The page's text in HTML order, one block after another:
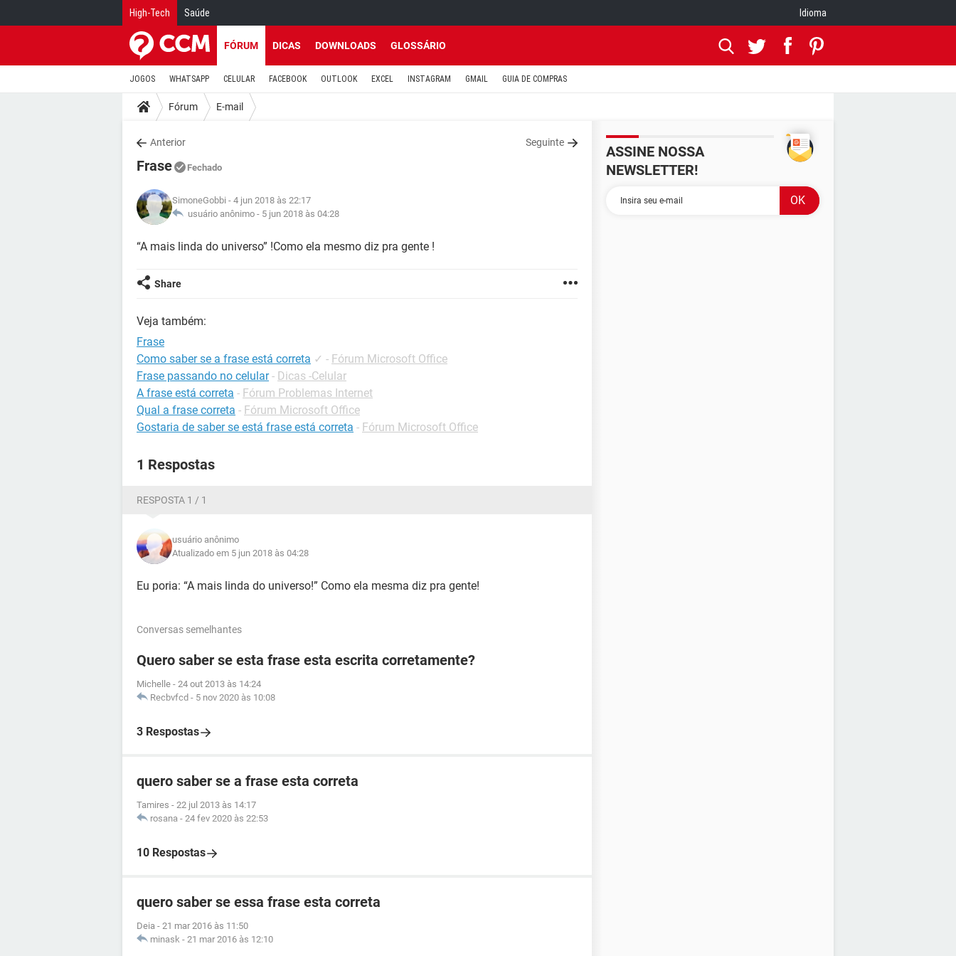
High-Tech Saúde Idioma
FÓRUM DICAS DOWNLOADS GLOSSÁRIO
JOGOS WHATSAPP CELULAR FACEBOOK OUTLOOK EXCEL INSTAGRAM GMAIL GUIA DE COMPRAS
Fórum E-mail
Anterior Seguinte
Frase Fechado
SimoneGobbi - 4 jun 2018 às 22:17
usuário anônimo - 5 jun 2018 às 04:28
“A mais linda do universo” !Como ela mesmo diz pra gente !
Share
Veja também:
Frase
Como saber se a frase está correta ✓ - Fórum Microsoft Office
Frase passando no celular - Dicas -Celular
A frase está correta - Fórum Problemas Internet
Qual a frase correta - Fórum Microsoft Office
Gostaria de saber se está frase está correta - Fórum Microsoft Office
1 Respostas
RESPOSTA 1 / 1
usuário anônimo
Atualizado em 5 jun 2018 às 04:28
Eu poria: “A mais linda do universo!” Como ela mesma diz pra gente!
Conversas semelhantes
Quero saber se esta frase esta escrita corretamente?
Michelle - 24 out 2013 às 14:24
Recbvfcd - 5 nov 2020 às 10:08
3 Respostas
quero saber se a frase esta correta
Tamires - 22 jul 2013 às 14:17
rosana - 24 fev 2020 às 22:53
10 Respostas
quero saber se essa frase esta correta
Deia - 21 mar 2016 às 11:50
minask - 21 mar 2016 às 12:10
ASSINE NOSSA
NEWSLETTER!